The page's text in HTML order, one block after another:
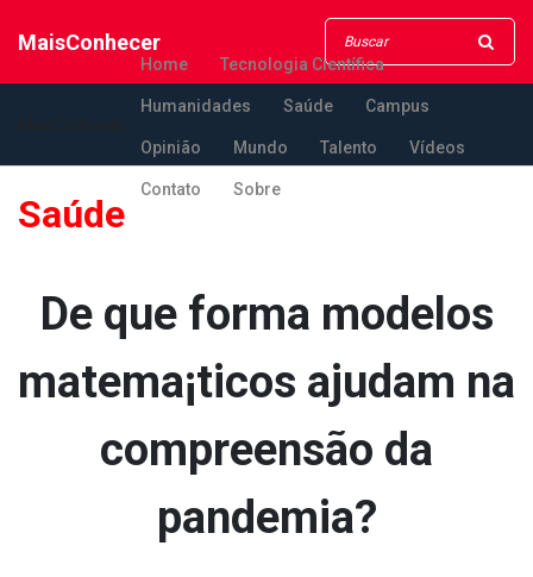
MaisConhecer
Home Tecnologia Científica
Humanidades Saúde Campus
Opinião Mundo Talento Vídeos
Contato Sobre
Saúde
De que forma modelos
matema¡ticos ajudam na
compreensão da
pandemia?